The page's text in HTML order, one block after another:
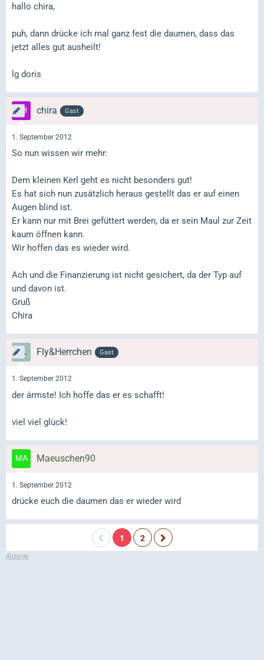
hallo chira,
puh, dann drücke ich mal ganz fest die daumen, dass das
jetzt alles gut ausheilt!
lg doris
chira Gast
1. September 2012
So nun wissen wir mehr:
Dem kleinen Kerl geht es nicht besonders gut!
Es hat sich nun zusätzlich heraus gestellt das er auf einen
Augen blind ist.
Er kann nur mit Brei gefüttert werden, da er sein Maul zur Zeit
kaum öffnen kann.
Wir hoffen das es wieder wird.
Ach und die Finanzierung ist nicht gesichert, da der Typ auf
und davon ist.
Gruß
Chira
Fly&Herrchen Gast
1. September 2012
der ärmste! Ich hoffe das er es schafft!
viel viel glück!
Maeuschen90
1. September 2012
drücke euch die daumen das er wieder wird
1 2